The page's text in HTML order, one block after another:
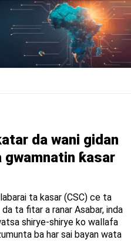
da wani gidan
gwamnatin ƙasar
ta kasar (CSC) ce ta
ta fitar a ranar Asabar, inda
shirye-shirye ko wallafa
ba har sai bayan wata